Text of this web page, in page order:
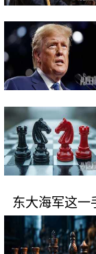
东大海军这一